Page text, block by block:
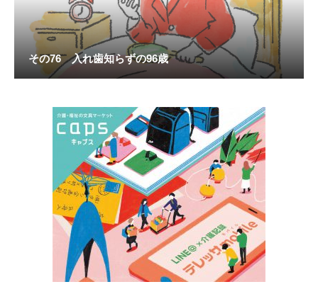
その76 入れ歯知らずの96歳